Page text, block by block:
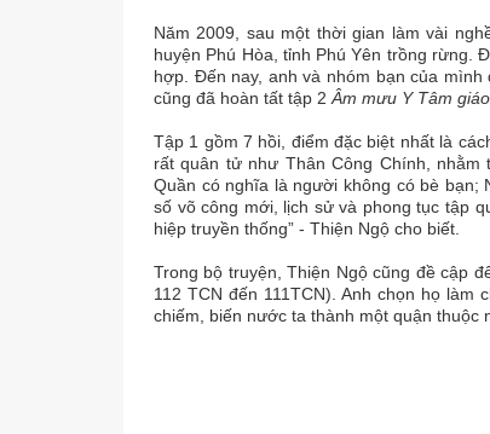
Năm 2009, sau một thời gian làm vài
huyện Phú Hòa, tỉnh Phú Yên trồng rừng.
hợp. Đến nay, anh và nhóm bạn của
cũng đã hoàn tất tập 2 Âm mưu Y Tâm giáo.
Tập 1 gồm 7 hồi, điểm đặc biệt nhất là
rất quân tử như Thân Công Chính,
Quần có nghĩa là người không có bè bạn;
số võ công mới, lịch sử và phong tục tập
hiệp truyền thống” - Thiện Ngộ cho biết.
Trong bộ truyện, Thiện Ngộ cũng đề cập
112 TCN đến 111TCN). Anh chọn họ
chiếm, biến nước ta thành một quận thuộc